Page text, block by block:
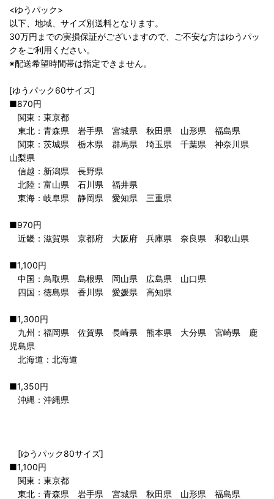
<ゆうパック>
以下、地域、サイズ別送料となります。
30万円までの実損保証がございますので、ご不安な方はゆうパッ
クをご利用ください。
※配送希望時間帯は指定できません。
[ゆうパック60サイズ]
■870円
関東：東京都
東北：青森県 岩手県 宮城県 秋田県 山形県 福島県
関東：茨城県 栃木県 群馬県 埼玉県 千葉県 神奈川県
山梨県
信越：新潟県 長野県
北陸：富山県 石川県 福井県
東海：岐阜県 静岡県 愛知県 三重県
■970円
近畿：滋賀県 京都府 大阪府 兵庫県 奈良県 和歌山県
■1,100円
中国：鳥取県 島根県 岡山県 広島県 山口県
四国：徳島県 香川県 愛媛県 高知県
■1,300円
九州：福岡県 佐賀県 長崎県 熊本県 大分県 宮崎県 鹿
児島県
北海道：北海道
■1,350円
沖縄：沖縄県
[ゆうパック80サイズ]
■1,100円
関東：東京都
東北：青森県 岩手県 宮城県 秋田県 山形県 福島県